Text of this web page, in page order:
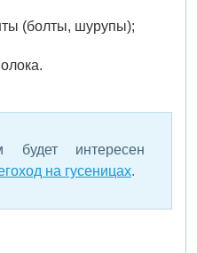
(болты, шурупы);
будет интересен
на гусеницах.